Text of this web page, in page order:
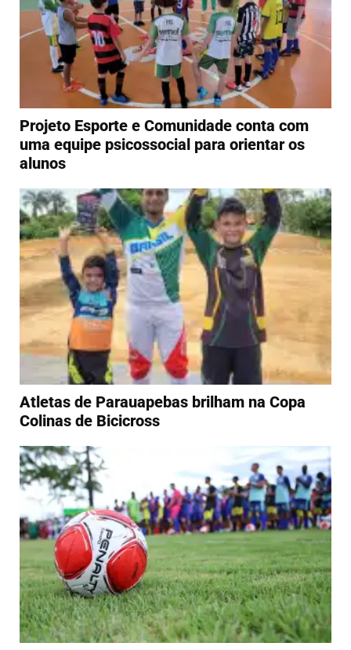
Projeto Esporte e Comunidade conta com
uma equipe psicossocial para orientar os
alunos
Atletas de Parauapebas brilham na Copa
Colinas de Bicicross